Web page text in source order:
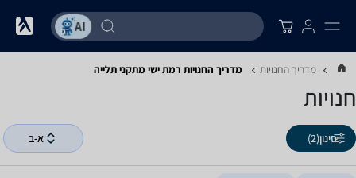
מדריך החנויות מדריך החנויות ‏רמת ישי ‏מתקני תלייה
חנויות
סינון(2) א-ב